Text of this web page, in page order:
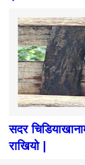
सदर
राखियो |